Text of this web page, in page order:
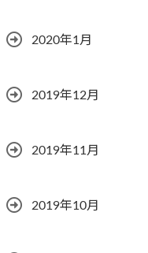
2020年1月
2019年12月
2019年11月
2019年10月